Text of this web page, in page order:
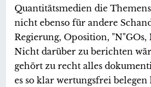
Quantitätsmedien die
nicht ebenso für andere
Regierung, Oposition, "N"GOs,
Nicht darüber zu berichten
gehört zu recht alles
es so klar wertungsfrei